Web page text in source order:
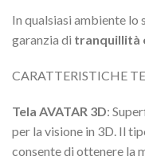
In qualsiasi ambiente
garanzia di tranquillità
CARATTERISTICHE
Tela AVATAR 3D:
per la visione in 3D. Il
consente di ottenere la